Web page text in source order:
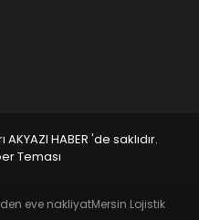
HABER 'de saklıdır.
Teması
eve nakliyatMersin Lojistik